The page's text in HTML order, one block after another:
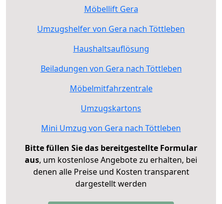
Möbellift Gera
Umzugshelfer von Gera nach Töttleben
Haushaltsauflösung
Beiladungen von Gera nach Töttleben
Möbelmitfahrzentrale
Umzugskartons
Mini Umzug von Gera nach Töttleben
Bitte füllen Sie das bereitgestellte Formular
aus, um kostenlose Angebote zu erhalten, bei
denen alle Preise und Kosten transparent
dargestellt werden